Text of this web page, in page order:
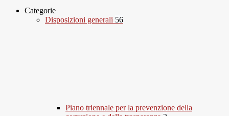
Categorie
Disposizioni generali 56
Piano triennale per la prevenzione della